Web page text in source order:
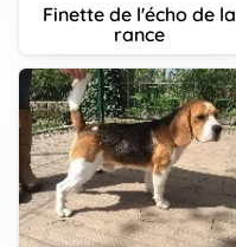
Finette de l'écho de la
rance